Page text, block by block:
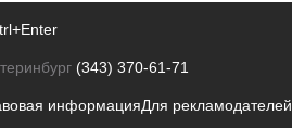
(343) 370-61-71
информацияДля рекламодателей